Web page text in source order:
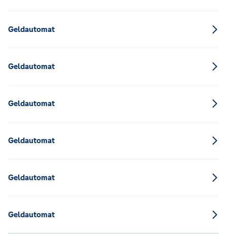
Geldautomat
Geldautomat
Geldautomat
Geldautomat
Geldautomat
Geldautomat